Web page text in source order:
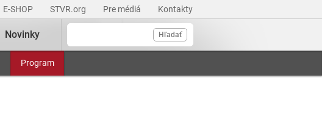
E-SHOP STVR.org Pre médiá Kontakty
Hľadať
Program
Novinky